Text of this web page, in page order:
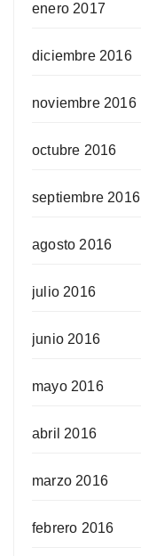
enero 2017
diciembre 2016
noviembre 2016
octubre 2016
septiembre 2016
agosto 2016
julio 2016
junio 2016
mayo 2016
abril 2016
marzo 2016
febrero 2016